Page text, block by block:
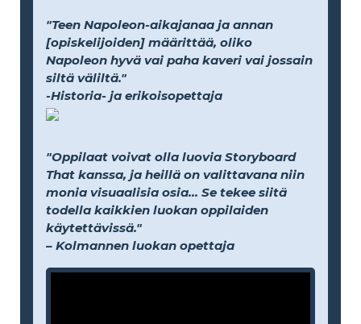
"Teen Napoleon-aikajanaa ja annan
[opiskelijoiden] määrittää, oliko
Napoleon hyvä vai paha kaveri vai jossain
siltä väliltä."
-Historia- ja erikoisopettaja
"Oppilaat voivat olla luovia Storyboard
That kanssa, ja heillä on valittavana niin
monia visuaalisia osia... Se tekee siitä
todella kaikkien luokan oppilaiden
käytettävissä."
– Kolmannen luokan opettaja